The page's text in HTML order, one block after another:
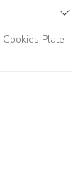
Cookies Plate-